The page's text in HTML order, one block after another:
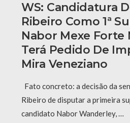
WS: Candidatura
Ribeiro Como 1ª
Nabor Mexe Forte
Terá Pedido De
Mira Veneziano
Fato concreto: a decisão da
Ribeiro de disputar a primeira
candidato Nabor Wanderley, …